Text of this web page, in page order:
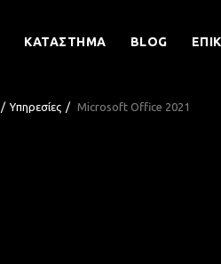
ΚΑΤΆΣΤΗΜΑ BLOG
Υπηρεσίες Microsoft Office 2021